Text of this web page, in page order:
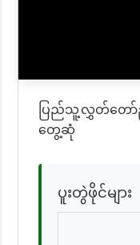
ပြည်သူ့လွှတ်တော်ဥက္
တွေ့ဆုံ
ပူးတွဲဖိုင်များ